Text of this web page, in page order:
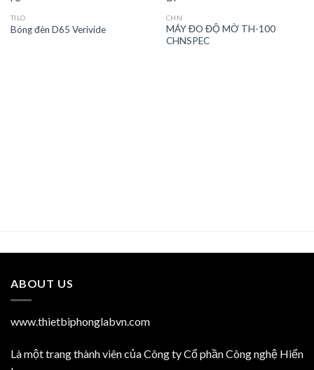
TILO
Bóng đèn D65 Verivide
CHN
MÁY ĐO ĐỘ MỜ TH-100
CHNSPEC
ABOUT US
www.thietbiphonglabvn.com
Là một trang thành viên của Công ty Cổ phần Công nghệ Hiển